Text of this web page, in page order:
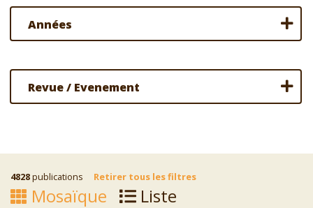
4828publications Retirer tous les filtres
Mosaïque Liste